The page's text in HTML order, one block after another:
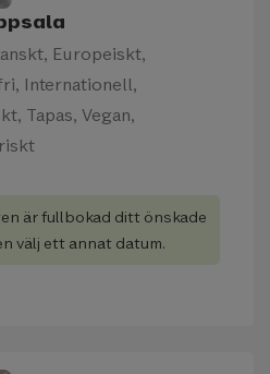
Europeiskt,
Internationell,
Tapas, Vegan,
är fullbokad ditt önskade
välj ett annat datum.